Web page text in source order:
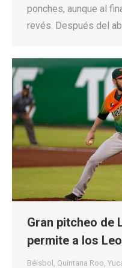
ponches, aunque al
revés. Después del
Gran pitcheo de
permite a los
Béisbol Quintana Roo